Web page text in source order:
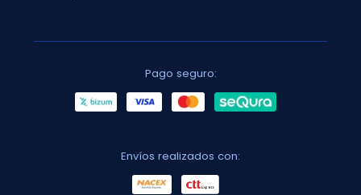
Pago seguro:
Envíos realizados con: